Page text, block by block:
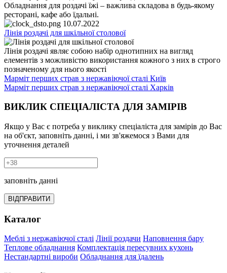
Обладнання для роздачі їжі – важлива складова в будь-якому
ресторані, кафе або їдальні.
10.07.2022
Лінія роздачі для шкільної столової
Лінія роздачі являє собою набір однотипних на вигляд
елементів з можливістю використання кожного з них в строго
позначеному для нього якості
Марміт перших страв з нержавіючої сталі Київ
Марміт перших страв з нержавіючої сталі Харків
ВИКЛИК СПЕЦІАЛІСТА ДЛЯ ЗАМІРІВ
Якщо у Вас є потреба у виклику спеціаліста для замірів до Вас
на об'єкт, заповніть данні, і ми зв'яжемося з Вами для
уточнення деталей
заповніть данні
ВІДПРАВИТИ
Каталог
Меблі з нержавіючої сталі Лінії роздачи Наповнення бару
Теплове обладнання Комплектація пересувних кухонь
Нестандартні вироби Обладнання для їдалень